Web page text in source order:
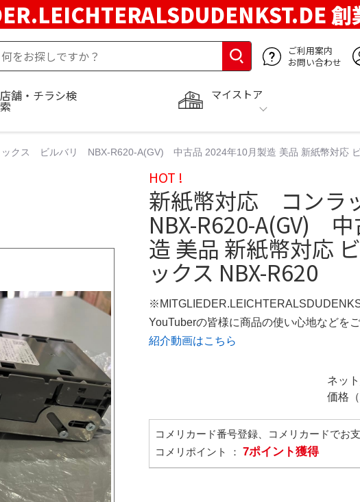
創
ご利用案内
お問い合わせ
マイストア
店舗・チラシ検
索
クス ビルバリ NBX-R620-A(GV) 中古品 2024年10月製造 美品 新紙幣対応 ビ
HOT !
新紙幣対応 コン
NBX-R620-A(GV)
造 美品 新紙幣対応
ックス NBX-R620
YouTuberの皆様に商品の使い心地などを
紹介動画はこちら
ネッ
価格（
コメリカード番号登録、コメリカードでお
コメリポイント ： 7ポイント獲得